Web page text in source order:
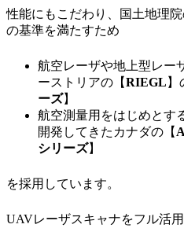
性能にもこだわり、国土地理院
の基準を満たすため
航空レーザや地上型レー
ーストリアの【RIEGL 】
ーズ】
航空測量用をはじめとす
開発してきたカナダの【
シリーズ】
を採用しています。
UAVレーザスキャナをフル活